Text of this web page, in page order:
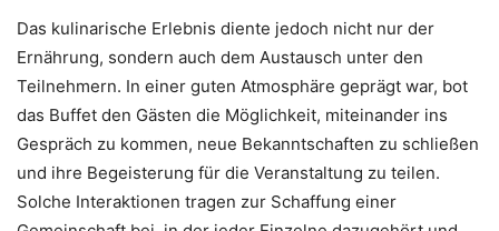
Das kulinarische Erlebnis diente jedoch nicht nur der
Ernährung, sondern auch dem Austausch unter den
Teilnehmern. In einer guten Atmosphäre geprägt war, bot
das Buffet den Gästen die Möglichkeit, miteinander ins
Gespräch zu kommen, neue Bekanntschaften zu schließen
und ihre Begeisterung für die Veranstaltung zu teilen.
Solche Interaktionen tragen zur Schaffung einer